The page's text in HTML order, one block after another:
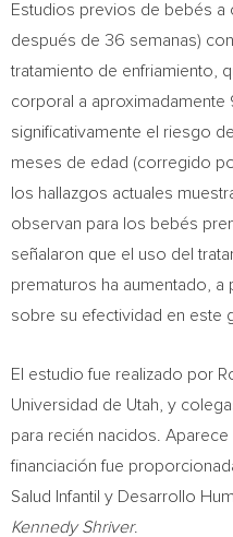
Estudios previos de bebés a
después de 36 semanas)
tratamiento de enfriamiento,
corporal a aproximadamente
significativamente el riesgo
meses de edad (corregido
los hallazgos actuales
observan para los bebés
señalaron que el uso del
prematuros ha aumentado,
sobre su efectividad en este
El estudio fue realizado por
Universidad de Utah , y
para recién nacidos. Aparece
financiación fue
Salud Infantil y Desarrollo
Kennedy Shriver.